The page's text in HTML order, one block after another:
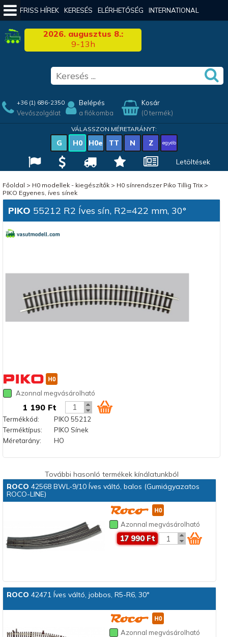
FRISS HÍREK KERESÉS ELÉRHETŐSÉG INTERNATIONAL
2026. augusztus 8.:
9-13h
+36 (1) 686-2350
Vevőszolgálat
Belépés
a fiókomba
Kosár
(0 termék)
VÁLASSZON MÉRETARÁNYT:
G H0 H0e TT N Z egyéb
Letöltések
Főoldal > H0 modellek - kiegészítők> H0 sínrendszer Piko Tillig Trix>
PIKO Egyenes, íves sínek
PIKO 55212 R2 Íves sín, R2=422 mm, 30°
Azonnal megvásárolható
1 190 Ft
Termékkód:
PIKO 55212
Terméktípus:
PIKO Sínek
Méretarány:
HO
További hasonló termékek kínálatunkból
ROCO 42568 BWL-9/10 Íves váltó, balos (Gumiágyazatos
ROCO-LINE)
Azonnal megvásárolható
17 990 Ft
ROCO 42471 Íves váltó, jobbos, R5-R6, 30°
Azonnal megvásárolható